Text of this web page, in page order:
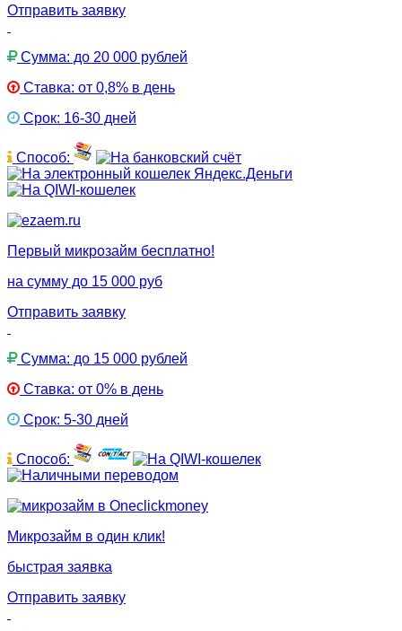
Отправить заявку
Сумма: до 20 000 рублей
Ставка: от 0,8% в день
Срок: 16-30 дней
Способ:
Первый микрозайм бесплатно!
на сумму до 15 000 руб
Отправить заявку
Сумма: до 15 000 рублей
Ставка: от 0% в день
Срок: 5-30 дней
Способ:
Микрозайм в один клик!
быстрая заявка
Отправить заявку